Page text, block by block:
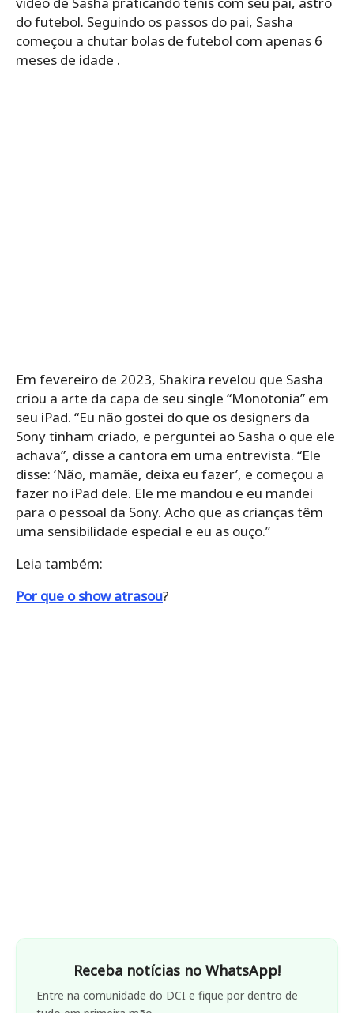
do futebol. Seguindo os passos do pai, Sasha
começou a chutar bolas de futebol com apenas 6
meses de idade .
Em fevereiro de 2023, Shakira revelou que Sasha
criou a arte da capa de seu single “Monotonia” em
seu iPad. “Eu não gostei do que os designers da
Sony tinham criado, e perguntei ao Sasha o que ele
achava”, disse a cantora em uma entrevista. “Ele
disse: ‘Não, mamãe, deixa eu fazer’, e começou a
fazer no iPad dele. Ele me mandou e eu mandei
para o pessoal da Sony. Acho que as crianças têm
uma sensibilidade especial e eu as ouço.”
Leia também:
Por que o show atrasou?
Receba notícias no WhatsApp!
Entre na comunidade do DCI e fique por dentro de